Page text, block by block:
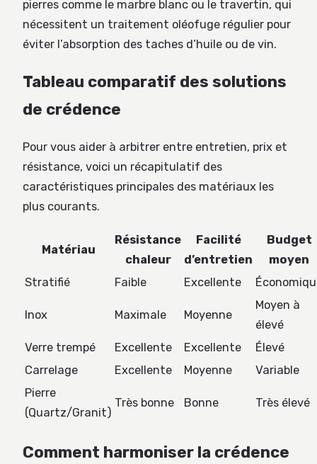
pierres comme le marbre blanc ou le travertin, qui
nécessitent un traitement oléofuge régulier pour
éviter l’absorption des taches d’huile ou de vin.
Tableau comparatif des solutions
de crédence
Pour vous aider à arbitrer entre entretien, prix et
résistance, voici un récapitulatif des
caractéristiques principales des matériaux les
plus courants.
Matériau
Résistance
chaleur
Facilité
d’entretien
Budget
moyen
Stratifié
Faible Excellente
Inox Maximale Moyenne
Moyen à
élevé
Verre trempé
Excellente Excellente
Élevé
Carrelage
Excellente Moyenne
Variable
Pierre
(Quartz/Granit)
Très bonne Bonne Très élevé
Comment harmoniser la crédence